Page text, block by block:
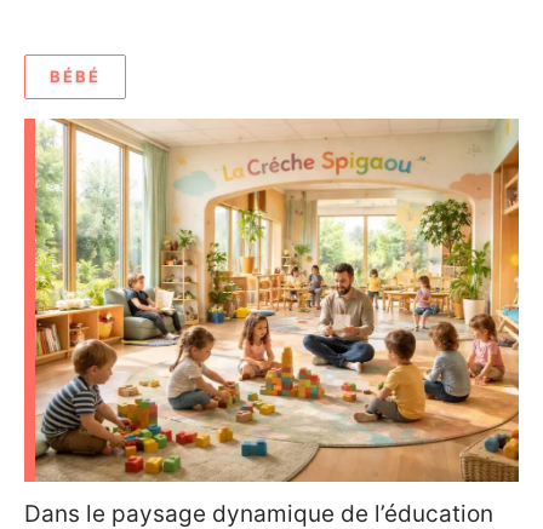
BÉBÉ
Dans le paysage dynamique de l’éducation